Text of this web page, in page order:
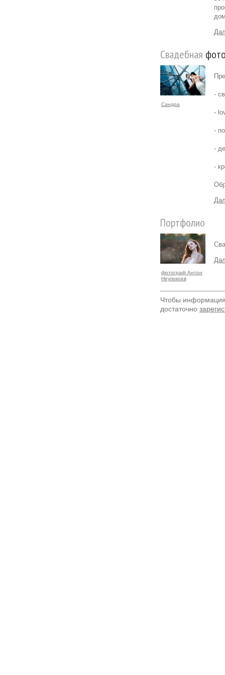
Свадебная
Сандра
-
-
-
-
-
Портфолио
фотограф Антон
Неупокоев
Чтобы
достаточно